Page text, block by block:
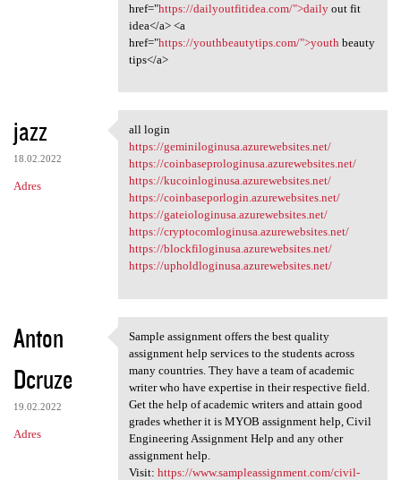
href="https://dailyoutfitidea.com/">dailyout fit
idea</a> <a
href="https://youthbeautytips.com/">youth beauty
tips</a>
jazz
18.02.2022
Adres
all login
all login
https://geminiloginusa.azurewebsites.net/
https://coinbaseprologinusa.azurewebsites.net/
https://kucoinloginusa.azurewebsites.net/
https://coinbaseporlogin.azurewebsites.net/
https://gateiologinusa.azurewebsites.net/
https://cryptocomloginusa.azurewebsites.net/
https://blockfiloginusa.azurewebsites.net/
https://upholdloginusa.azurewebsites.net/
Anton
Dcruze
19.02.2022
Adres
Sample assignment offers the
Sample assignment offers the best quality
assignment help services to the students across
many countries. They have a team of academic
writer who have expertise in their respective field.
Get the help of academic writers and attain good
grades whether it is MYOB assignment help, Civil
Engineering Assignment Help and any other
assignment help.
Visit: https://www.sampleassignment.com/civil-